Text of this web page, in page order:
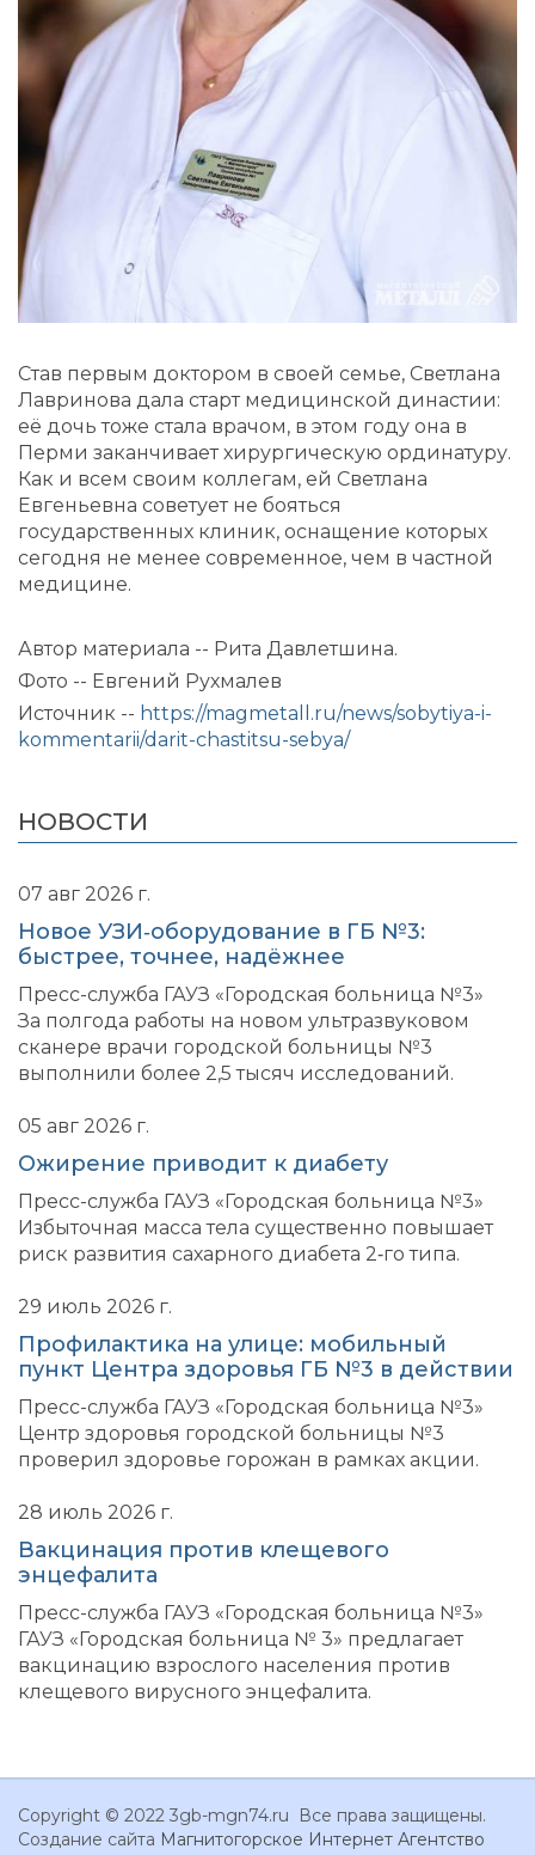
Став первым доктором в своей семье, Светлана
Лавринова дала старт медицинской династии:
её дочь тоже стала врачом, в этом году она в
Перми заканчивает хирургическую ординатуру.
Как и всем своим коллегам, ей Светлана
Евгеньевна советует не бояться
государственных клиник, оснащение которых
сегодня не менее современное, чем в частной
медицине.
Автор материала -- Рита Давлетшина.
Фото -- Евгений Рухмалев
Источник -- https://magmetall.ru/news/sobytiya-i-
kommentarii/darit-chastitsu-sebya/
НОВОСТИ
07 авг 2026 г.
Новое УЗИ‑оборудование в ГБ №3:
быстрее, точнее, надёжнее
Пресс-служба ГАУЗ «Городская больница №3»
За полгода работы на новом ультразвуковом
сканере врачи городской больницы №3
выполнили более 2,5 тысяч исследований.
05 авг 2026 г.
Ожирение приводит к диабету
Пресс-служба ГАУЗ «Городская больница №3»
Избыточная масса тела существенно повышает
риск развития сахарного диабета 2‑го типа.
29 июль 2026 г.
Профилактика на улице: мобильный
пункт Центра здоровья ГБ №3 в действии
Пресс-служба ГАУЗ «Городская больница №3»
Центр здоровья городской больницы №3
проверил здоровье горожан в рамках акции.
28 июль 2026 г.
Вакцинация против клещевого
энцефалита
Пресс-служба ГАУЗ «Городская больница №3»
ГАУЗ «Городская больница № 3» предлагает
вакцинацию взрослого населения против
клещевого вирусного энцефалита.
Copyright © 2022 3gb-mgn74.ru Все права защищены.
Создание сайта Магнитогорское Интернет Агентство